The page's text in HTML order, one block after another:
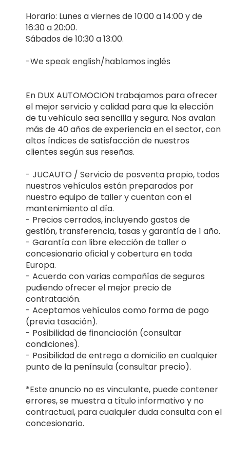
Horario: Lunes a viernes de 10:00 a 14:00 y de
16:30 a 20:00.
Sábados de 10:30 a 13:00.
-We speak english/hablamos inglés
En DUX AUTOMOCION trabajamos para ofrecer
el mejor servicio y calidad para que la elección
de tu vehículo sea sencilla y segura. Nos avalan
más de 40 años de experiencia en el sector, con
altos índices de satisfacción de nuestros
clientes según sus reseñas.
- JUCAUTO / Servicio de posventa propio, todos
nuestros vehículos están preparados por
nuestro equipo de taller y cuentan con el
mantenimiento al día.
- Precios cerrados, incluyendo gastos de
gestión, transferencia, tasas y garantía de 1 año.
- Garantía con libre elección de taller o
concesionario oficial y cobertura en toda
Europa.
- Acuerdo con varias compañías de seguros
pudiendo ofrecer el mejor precio de
contratación.
- Aceptamos vehículos como forma de pago
(previa tasación).
- Posibilidad de financiación (consultar
condiciones).
- Posibilidad de entrega a domicilio en cualquier
punto de la península (consultar precio).
*Este anuncio no es vinculante, puede contener
errores, se muestra a título informativo y no
contractual, para cualquier duda consulta con el
concesionario.